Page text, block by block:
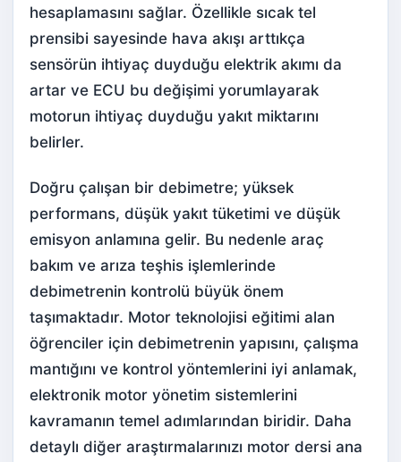
hesaplamasını sağlar. Özellikle sıcak tel
prensibi sayesinde hava akışı arttıkça
sensörün ihtiyaç duyduğu elektrik akımı da
artar ve ECU bu değişimi yorumlayarak
motorun ihtiyaç duyduğu yakıt miktarını
belirler.
Doğru çalışan bir debimetre; yüksek
performans, düşük yakıt tüketimi ve düşük
emisyon anlamına gelir. Bu nedenle araç
bakım ve arıza teşhis işlemlerinde
debimetrenin kontrolü büyük önem
taşımaktadır. Motor teknolojisi eğitimi alan
öğrenciler için debimetrenin yapısını, çalışma
mantığını ve kontrol yöntemlerini iyi anlamak,
elektronik motor yönetim sistemlerini
kavramanın temel adımlarından biridir. Daha
detaylı diğer araştırmalarınızı motor dersi ana